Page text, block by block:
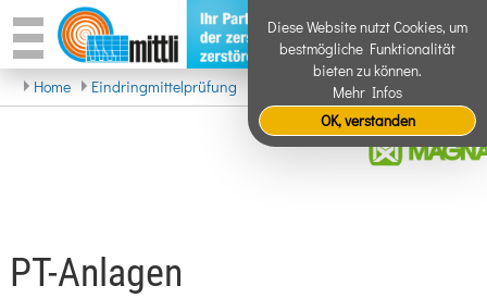
Home Eindringmittelprüfung
PT-Anlagen
Diese Website nutzt Cookies, um
bestmögliche Funktionalität
bieten zu können.
Mehr Infos
OK, verstanden